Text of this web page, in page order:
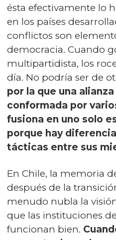
ésta efectivamente lo
en los países
conflictos son
democracia. Cuando
multipartidista, los
día. No podría ser de
por la que una
conformada por
fusiona en uno solo
porque hay
tácticas entre sus
En Chile, la memoria
después de la
menudo nubla la
que las instituciones
funcionan bien.